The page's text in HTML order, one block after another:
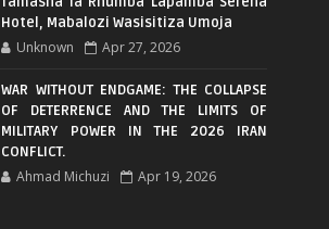
Hotel, Mabalozi Wasisitiza Umoja
Unknown Apr 27, 2026
WAR WITHOUT ENDGAME: THE COLLAPSE
OF DETERRENCE AND THE LIMITS OF
MILITARY POWER IN THE 2026 IRAN
CONFLICT.
Ahmad Michuzi Apr 19, 2026